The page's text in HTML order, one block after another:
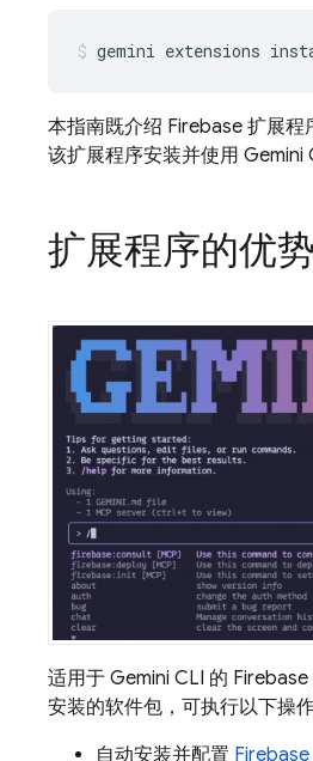
gemini extensions
本指南既介绍 Firebase 扩展程
该扩展程序安装并使用 Gemini
扩展程序的优势
适用于 Gemini CLI 的
安装的软件包，可执行以下操作
自动安装并配置